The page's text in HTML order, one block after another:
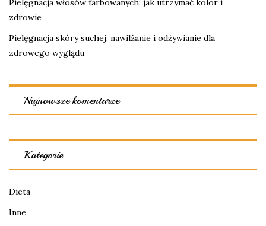
Pielęgnacja włosów farbowanych: jak utrzymać kolor i
zdrowie
Pielęgnacja skóry suchej: nawilżanie i odżywianie dla
zdrowego wyglądu
Najnowsze komentarze
Kategorie
Dieta
Inne